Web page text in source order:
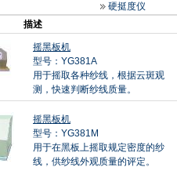
硬挺度仪
描述
摇黑板机
型号：YG381A
用于摇取各种纱线，根据云斑观
测，快速判断纱线质量。
摇黑板机
型号：YG381M
用于在黑板上摇取规定密度的纱
线，供纱线外观质量的评定。